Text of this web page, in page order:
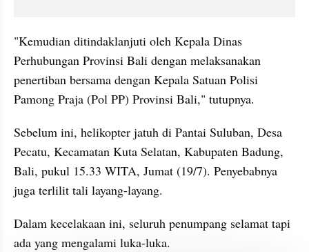
"Kemudian ditindaklanjuti oleh Kepala Dinas
Perhubungan Provinsi Bali dengan melaksanakan
penertiban bersama dengan Kepala Satuan Polisi
Pamong Praja (Pol PP) Provinsi Bali," tutupnya.
Sebelum ini, helikopter jatuh di Pantai Suluban, Desa
Pecatu, Kecamatan Kuta Selatan, Kabupaten Badung,
Bali, pukul 15.33 WITA, Jumat (19/7). Penyebabnya
juga terlilit tali layang-layang.
Dalam kecelakaan ini, seluruh penumpang selamat tapi
ada yang mengalami luka-luka.